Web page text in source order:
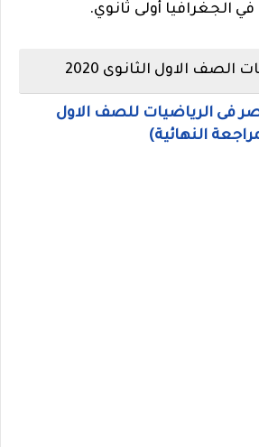
في الجغرافيا أولى ثانوي.
الاول الثانوى 2020
فى الرياضيات للصف الاول
النهائية)